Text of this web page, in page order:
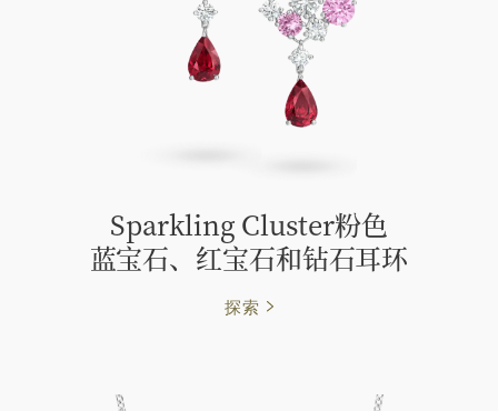
Sparkling Cluster粉色
蓝⁠宝⁠石、红宝石和钻石耳环
探索